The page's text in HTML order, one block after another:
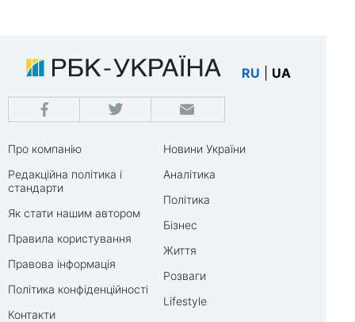
RU UA
Про компанію
Редакційна політика і
стандарти
Як стати нашим автором
Правила користування
Правова інформація
Політика конфіденційності
Контакти
Новини України
Аналітика
Політика
Бізнес
Життя
Розваги
Lifestyle